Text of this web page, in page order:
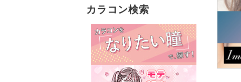
カラコン検索